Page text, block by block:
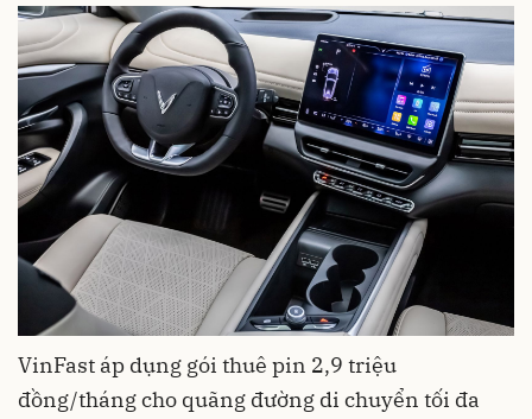
VinFast áp dụng gói thuê pin 2,9 triệu
đồng/tháng cho quãng đường di chuyển tối đa